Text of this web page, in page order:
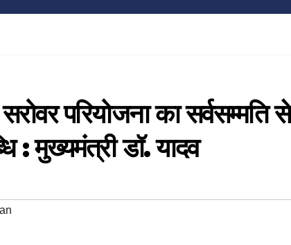
परियोजना का सर्वसम्मति से
: मुख्यमंत्री डॉ. यादव